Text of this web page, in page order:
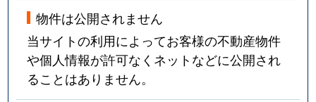
物件は公開されません
当サイトの利用によってお客様の不動産物件
や個人情報が許可なくネットなどに公開され
ることはありません。